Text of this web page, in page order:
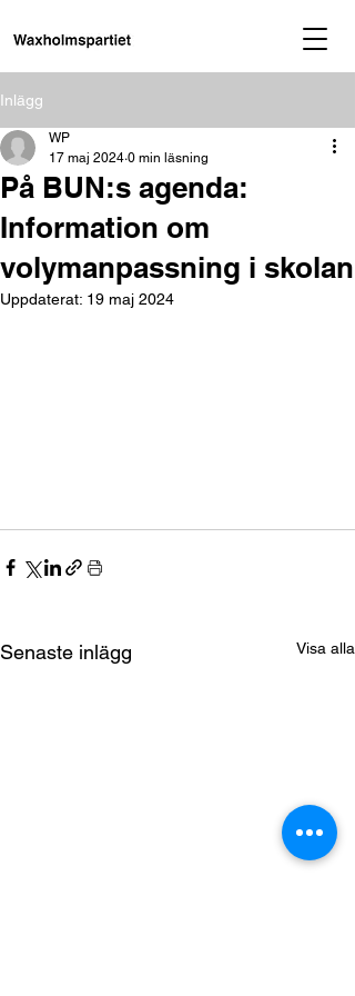
Inlägg
På BUN:s agenda:
Information om
volymanpassning i skolan
WP
17 maj 2024 0 min läsning
Uppdaterat: 19 maj 2024
Senaste inlägg Visa alla